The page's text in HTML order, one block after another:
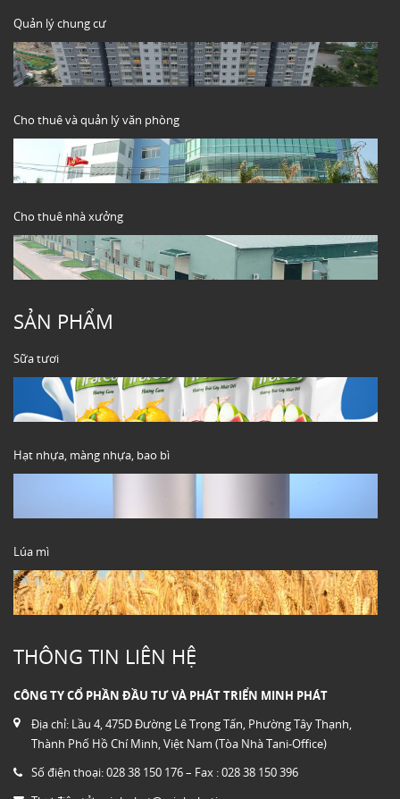
Quản lý chung cư
Cho thuê và quản lý văn phòng
Cho thuê nhà xưởng
SẢN PHẨM
Sữa tươi
Hạt nhựa, màng nhựa, bao bì
Lúa mì
THÔNG TIN LIÊN HỆ
CÔNG TY CỔ PHẦN ĐẦU TƯ VÀ PHÁT TRIỂN MINH PHÁT
Địa chỉ: Lầu 4, 475D Đường Lê Trọng Tấn, Phường Tây Thạnh,
Thành Phố Hồ Chí Minh, Việt Nam (Tòa Nhà Tani-Office)
Số điện thoại: 028 38 150 176 – Fax : 028 38 150 396